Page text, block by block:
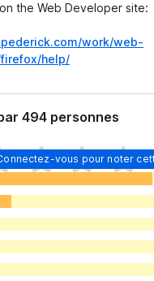
the Web Developer site:
work/web-
help/
494 personnes
vous pour noter